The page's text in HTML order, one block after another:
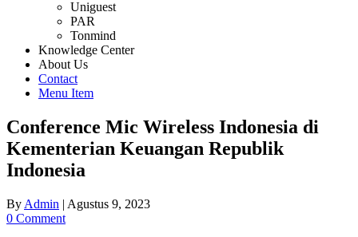
Uniguest
PAR
Tonmind
Knowledge Center
About Us
Contact
Menu Item
Conference Mic Wireless Indonesia di
Kementerian Keuangan Republik
Indonesia
By Admin | Agustus 9, 2023
0 Comment